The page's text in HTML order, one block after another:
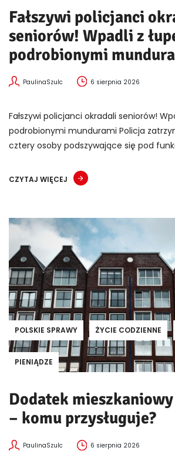
Fałszywi policjanci
seniorów! Wpadli z
podrobionymi
PaulinaSzulc 6 sierpnia 2026
Fałszywi policjanci okradali seniorów!
podrobionymi mundurami Policja
cztery osoby podszywające się pod
CZYTAJ WIĘCEJ
POLSKIE SPRAWY ŻYCIE CODZIENNE
PIENIĄDZE
Dodatek
– komu przysługuje?
PaulinaSzulc 6 sierpnia 2026